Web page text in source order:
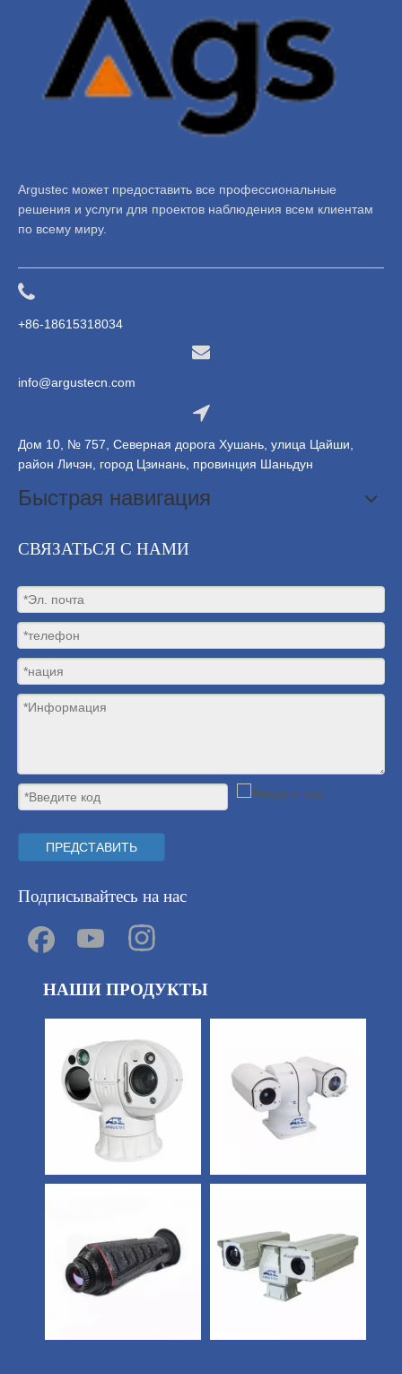
Argustec может предоставить все профессиональные
решения и услуги для проектов наблюдения всем клиентам
по всему миру.
+86-18615318034
info@argustecn.com
Дом 10, № 757, Северная дорога Хушань, улица Цайши,
район Личэн, город Цзинань, провинция Шаньдун
Быстрая навигация
СВЯЗАТЬСЯ С НАМИ
ПРЕДСТАВИТЬ
Подписывайтесь на нас
НАШИ ПРОДУКТЫ